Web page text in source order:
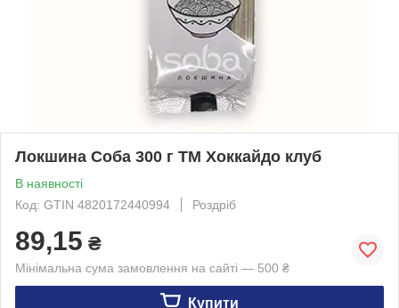
Локшина Соба 300 г ТМ Хоккайдо клуб
В наявності
Код: GTIN 4820172440994
Роздріб
89,15 ₴
Мінімальна сума замовлення на сайті — 500 ₴
Купити